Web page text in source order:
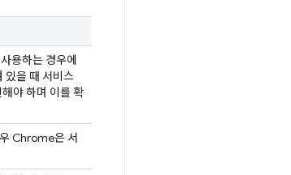
용하는 경우에
있을 때 서비스
야 하며 이를 확
Chrome은 서